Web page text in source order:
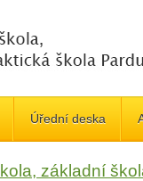
Úřední deska
základní